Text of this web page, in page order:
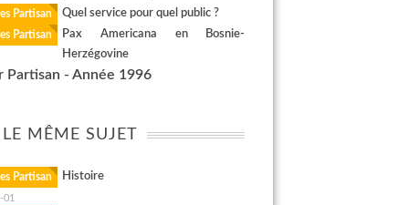
Partisan Quel service pour quel public ?
Partisan
Pax Americana en Bosnie-
Herzégovine
Partisan - Année 1996
LE MÊME SUJET
Partisan Histoire
01